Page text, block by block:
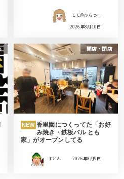
モモ＠ひらつー
2026年8月10日
開店・閉店
NEW 香里園につくってた「お好
み焼き・鉄板バル とも
家」がオープンしてる
すどん 2026年8月9日